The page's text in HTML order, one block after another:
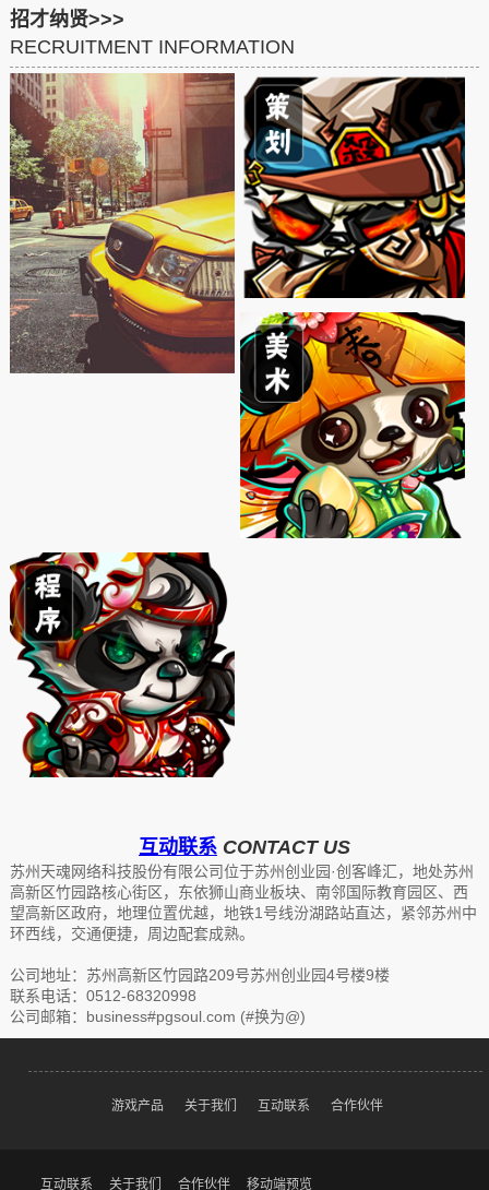
招才纳贤>>>
RECRUITMENT INFORMATION
互动联系 CONTACT US
苏州天魂网络科技股份有限公司位于苏州创业园·创客峰汇，地处苏州
高新区竹园路核心街区，东依狮山商业板块、南邻国际教育园区、西
望高新区政府，地理位置优越，地铁1号线汾湖路站直达，紧邻苏州中
环西线，交通便捷，周边配套成熟。
公司地址：苏州高新区竹园路209号苏州创业园4号楼9楼
联系电话：0512-68320998
公司邮箱：business#pgsoul.com (#换为@)
游戏产品 关于我们 互动联系 合作伙伴
互动联系 关于我们 合作伙伴 移动端预览